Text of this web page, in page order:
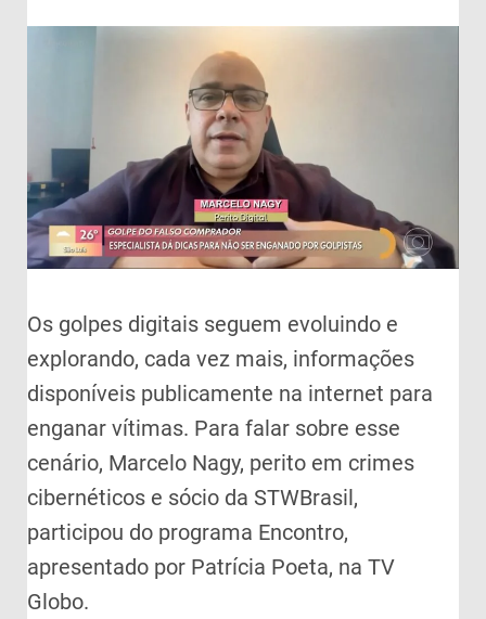
Os golpes digitais seguem evoluindo e
explorando, cada vez mais, informações
disponíveis publicamente na internet para
enganar vítimas. Para falar sobre esse
cenário, Marcelo Nagy, perito em crimes
cibernéticos e sócio da STWBrasil,
participou do programa Encontro,
apresentado por Patrícia Poeta, na TV
Globo.